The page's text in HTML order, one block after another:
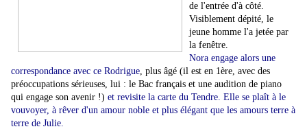
de l'entrée d'à côté.
Visiblement dépité, le
jeune homme l'a jetée par
la fenêtre.
Nora engage alors une
correspondance avec ce Rodrigue, plus âgé (il est en 1ère, avec des
préoccupations sérieuses, lui : le Bac français et une audition de piano
qui engage son avenir !) et revisite la carte du Tendre. Elle se plaît à le
vouvoyer, à rêver d'un amour noble et plus élégant que les amours terre à
terre de Julie.